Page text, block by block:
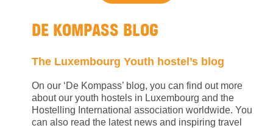
DE KOMPASS BLOG
The Luxembourg Youth hostel’s blog
On our ‘De Kompass’ blog, you can find out more
about our youth hostels in Luxembourg and the
Hostelling International association worldwide. You
can also read the latest news and inspiring travel